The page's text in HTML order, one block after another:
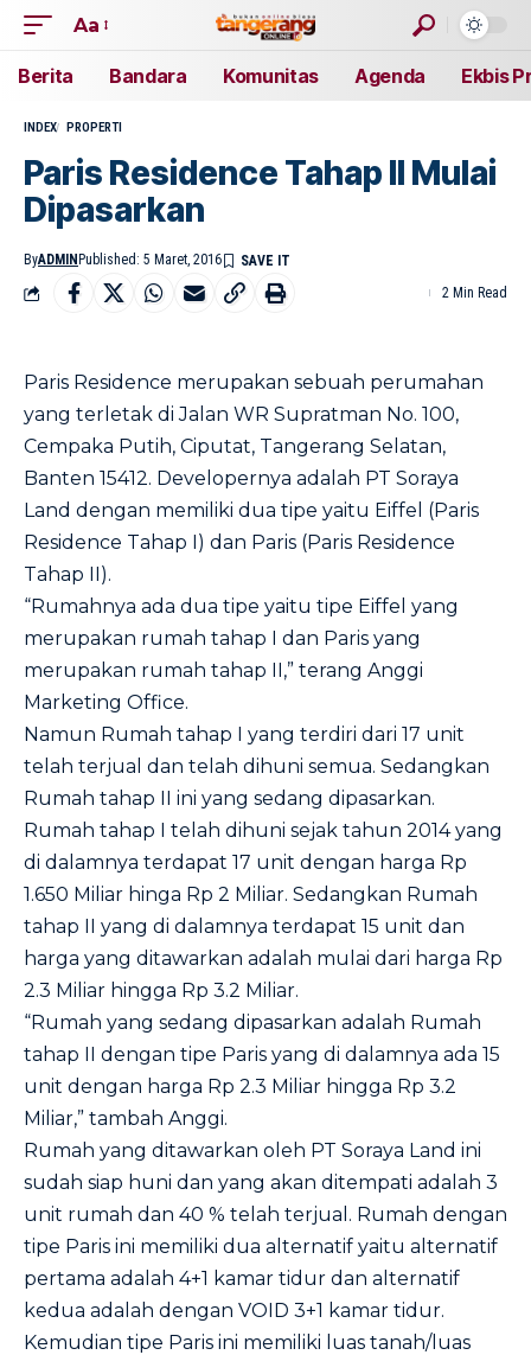
Aa
Berita Bandara Komunitas Agenda Ekbis
INDEX PROPERTI
Paris Residence Tahap II Mulai
Dipasarkan
ByADMIN Published: 5 Maret, 2016
2 Min Read
Paris Residence merupakan sebuah perumahan
yang terletak di Jalan WR Supratman No. 100,
Cempaka Putih, Ciputat, Tangerang Selatan,
Banten 15412. Developernya adalah PT Soraya
Land dengan memiliki dua tipe yaitu Eiffel (Paris
Residence Tahap I) dan Paris (Paris Residence
Tahap II).
“Rumahnya ada dua tipe yaitu tipe Eiffel yang
merupakan rumah tahap I dan Paris yang
merupakan rumah tahap II,” terang Anggi
Marketing Office.
Namun Rumah tahap I yang terdiri dari 17 unit
telah terjual dan telah dihuni semua. Sedangkan
Rumah tahap II ini yang sedang dipasarkan.
Rumah tahap I telah dihuni sejak tahun 2014 yang
di dalamnya terdapat 17 unit dengan harga Rp
1.650 Miliar hinga Rp 2 Miliar. Sedangkan Rumah
tahap II yang di dalamnya terdapat 15 unit dan
harga yang ditawarkan adalah mulai dari harga Rp
2.3 Miliar hingga Rp 3.2 Miliar.
“Rumah yang sedang dipasarkan adalah Rumah
tahap II dengan tipe Paris yang di dalamnya ada 15
unit dengan harga Rp 2.3 Miliar hingga Rp 3.2
Miliar,” tambah Anggi.
Rumah yang ditawarkan oleh PT Soraya Land ini
sudah siap huni dan yang akan ditempati adalah 3
unit rumah dan 40 % telah terjual. Rumah dengan
tipe Paris ini memiliki dua alternatif yaitu alternatif
pertama adalah 4+1 kamar tidur dan alternatif
kedua adalah dengan VOID 3+1 kamar tidur.
Kemudian tipe Paris ini memiliki luas tanah/luas